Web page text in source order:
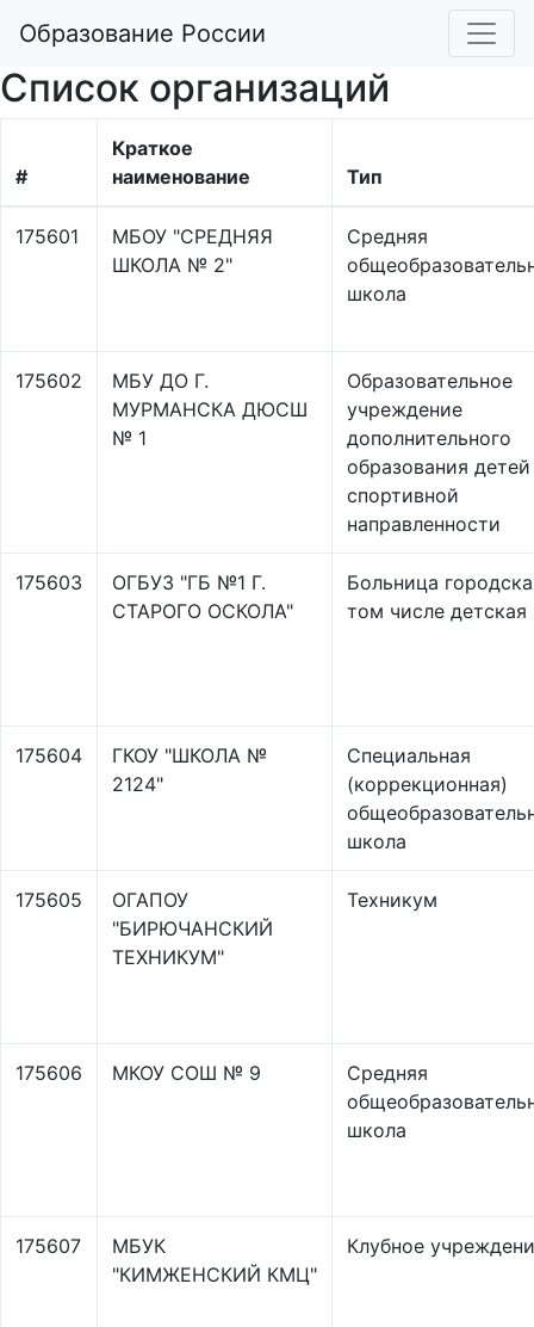
Образование России
Список организаций
#
Краткое
наименование
Тип
175601
МБОУ "СРЕДНЯЯ
ШКОЛА № 2"
Средняя
школа
175602
МБУ ДО Г.
МУРМАНСКА ДЮСШ
№ 1
Образовательное
учреждение
дополнительного
образования детей
спортивной
направленности
175603
ОГБУЗ "ГБ №1 Г.
СТАРОГО ОСКОЛА"
Больница
том числе детская
175604
ГКОУ "ШКОЛА №
2124"
Специальная
(коррекционная)
школа
175605
ОГАПОУ
"БИРЮЧАНСКИЙ
ТЕХНИКУМ"
Техникум
175606 МКОУ СОШ № 9
Средняя
школа
175607
МБУК
"КИМЖЕНСКИЙ КМЦ"
Клубное